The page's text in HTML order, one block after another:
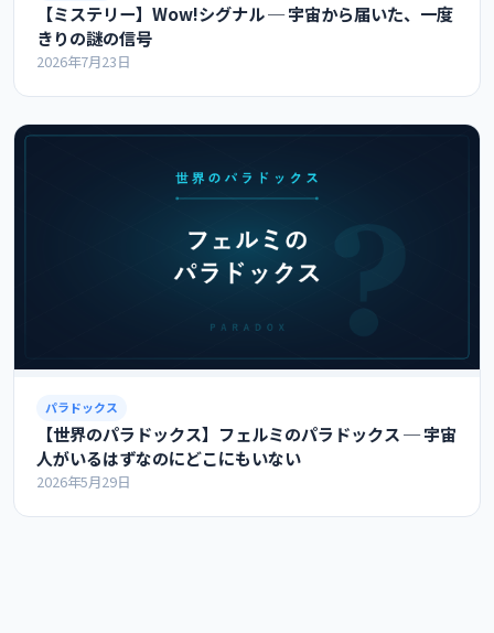
【ミステリー】Wow!シグナル ─ 宇宙から届いた、一度
きりの謎の信号
2026年7月23日
パラドックス
【世界のパラドックス】フェルミのパラドックス ─ 宇宙
人がいるはずなのにどこにもいない
2026年5月29日